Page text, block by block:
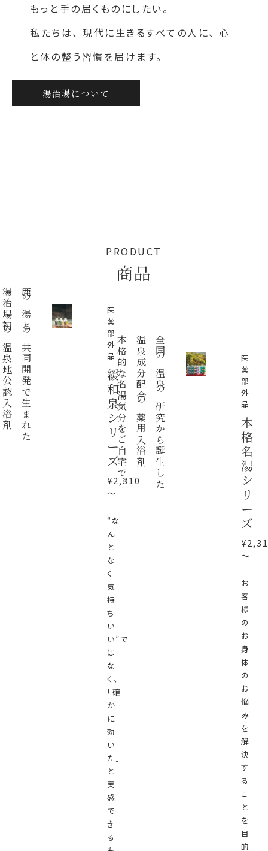
もっと手の届くものにしたい。
私たちは、 現代に生きるすべての人に、 心
と体の整う習慣を届けます。
湯治場について
PRODUCT
商品
鹿の湯との共同開発で生まれた
湯治場初の温泉地公認入浴剤
医
薬
部
外
品
緩
和
泉
シ
リ
ー
ズ
¥2,310
～
“な
ん
と
な
く
気
持
ち
い
い”で
は
な
く、
「確
か
に
効
い
た」
と
実
感
で
き
る
全国の温泉の研究から誕生した
温泉成分配合の薬用入浴剤
本格的な名湯気分をご自宅で。
医
薬
部
外
品
本
格
名
湯
シ
リ
ー
ズ
～
お
客
様
の
お
身
体
の
お
悩
み
を
解
決
す
る
こ
と
を
目
的